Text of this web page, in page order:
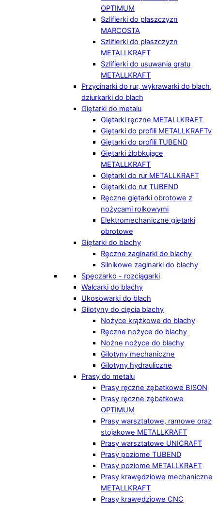
OPTIMUM
Szlifierki do płaszczyzn
MARCOSTA
Szlifierki do płaszczyzn
METALLKRAFT
Szlifierki do usuwania gratu
METALLKRAFT
Przycinarki do rur, wykrawarki do blach,
dziurkarki do blach
Giętarki do metalu
Giętarki ręczne METALLKRAFT
Giętarki do profili METALLKRAFTv
Giętarki do profili TUBEND
Giętarki żłobkujące
METALLKRAFT
Giętarki do rur METALLKRAFT
Giętarki do rur TUBEND
Ręczne giętarki obrotowe z
nożycami rolkowymi
Elektromechaniczne giętarki
obrotowe
Giętarki do blachy
Ręczne zaginarki do blachy
Silnikowe zaginarki do blachy
Spęczarko - rozciągarki
Walcarki do blachy
Ukosowarki do blach
Gilotyny do cięcia blachy
Nożyce krążkowe do blachy
Ręczne nożyce do blachy
Nożne nożyce do blachy
Gilotyny mechaniczne
Gilotyny hydrauliczne
Prasy do metalu
Prasy ręczne zębatkowe BISON
Prasy ręczne zębatkowe
OPTIMUM
Prasy warsztatowe, ramowe oraz
stojakowe METALLKRAFT
Prasy warsztatowe UNICRAFT
Prasy poziome TUBEND
Prasy poziome METALLKRAFT
Prasy krawędziowe mechaniczne
METALLKRAFT
Prasy krawędziowe CNC